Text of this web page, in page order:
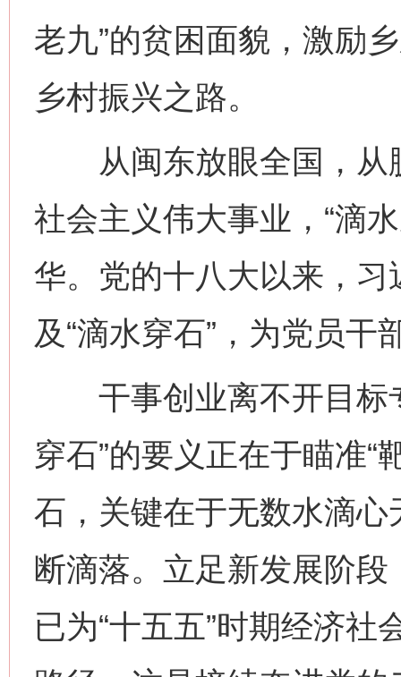
老九”的贫困面貌，激励
乡村振兴之路。
从闽东放眼全国，从
社会主义伟大事业，“滴
华。党的十八大以来，
及“滴水穿石”，为党员
干事创业离不开目标
穿石”的要义正在于瞄准“
石，关键在于无数水滴
断滴落。立足新发展阶
已为“十五五”时期经济